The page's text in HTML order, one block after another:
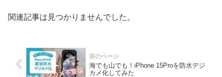
関連記事は見つかりませんでした。
海でも山でも！iPhone 15Proを防水デジ
カメ化してみた